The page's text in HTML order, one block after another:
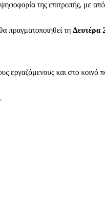
της επιτροπής, με
πραγματοποιηθεί τη Δευτέρα
και στο κοινό